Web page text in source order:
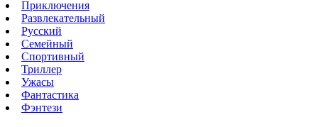
Приключения
Развлекательный
Русский
Семейный
Спортивный
Триллер
Ужасы
Фантастика
Фэнтези